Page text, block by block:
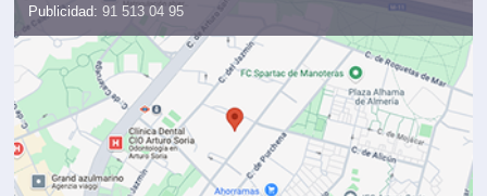
Publicidad: 91 513 04 95